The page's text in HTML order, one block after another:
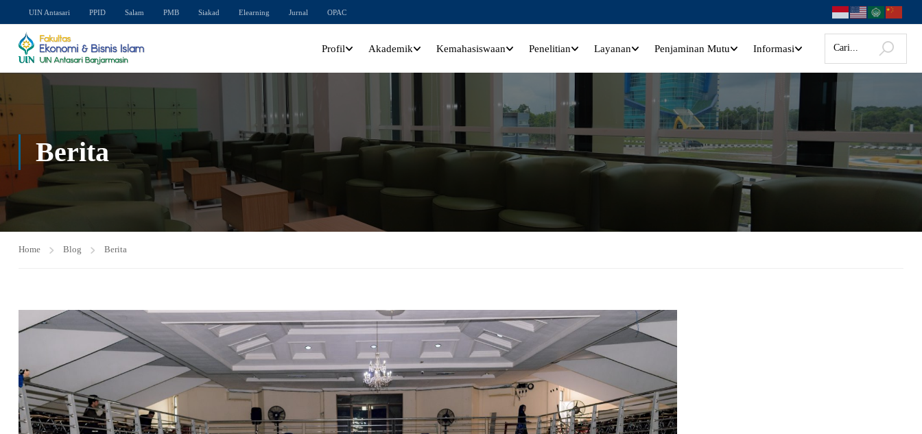
UIN Antasari PPID Salam PMB Siakad Elearning Jurnal OPAC
Profil Akademik Kemahasiswaan Penelitian Layanan Penjaminan Mutu Informasi
Berita
Home Blog Berita